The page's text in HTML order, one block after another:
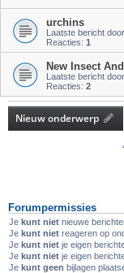
urchins
Laatste bericht door
Reacties: 1
New Insect
Laatste bericht door
Reacties: 2
Nieuw onderwerp
Forumpermissies
Je kunt niet nieuwe
Je kunt niet reageren op
Je kunt niet je eigen
Je kunt niet je eigen
Je kunt geen bijlagen